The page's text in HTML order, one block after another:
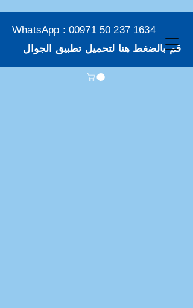
WhatsApp : 00971 50 237 1634
قم بالضغط هنا لتحميل تطبيق الجوال